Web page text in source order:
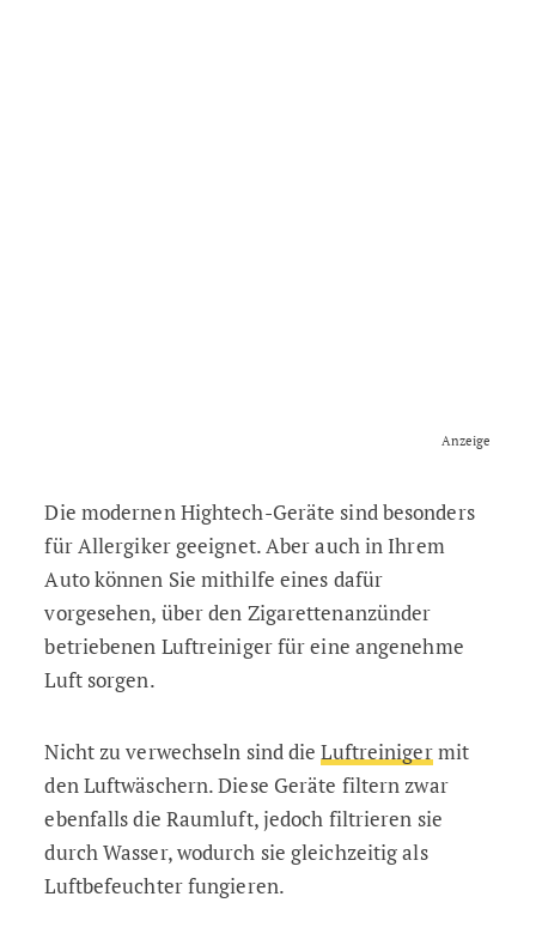
Anzeige
Die modernen Hightech-Geräte sind besonders
für Allergiker geeignet. Aber auch in Ihrem
Auto können Sie mithilfe eines dafür
vorgesehen, über den Zigarettenanzünder
betriebenen Luftreiniger für eine angenehme
Luft sorgen.
Nicht zu verwechseln sind dieLuftreinigermit
den Luftwäschern. Diese Geräte filtern zwar
ebenfalls die Raumluft, jedoch filtrieren sie
durch Wasser, wodurch sie gleichzeitig als
Luftbefeuchter fungieren.